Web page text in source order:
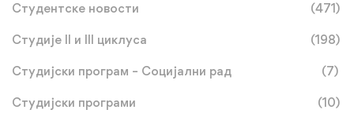
Студентске новости (471)
Студије II и III циклуса (198)
Студијски програм – Социјални рад (7)
Студијски програми (10)